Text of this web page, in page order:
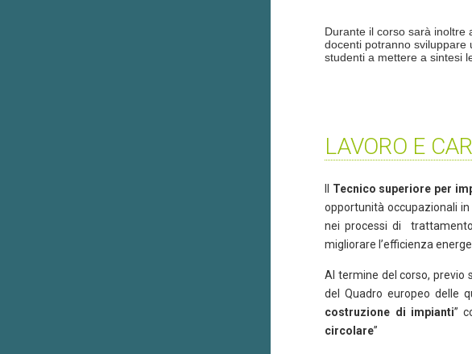
Durante il corso sarà inoltre
docenti potranno sviluppare
studenti a mettere a sintesi
LAVORO E
Tecnico superiore per
opportunità occupazionali
nei processi di
migliorare l’efficienza
Al termine del corso, previo
del Quadro europeo delle
costruzione di impianti”
circolare”